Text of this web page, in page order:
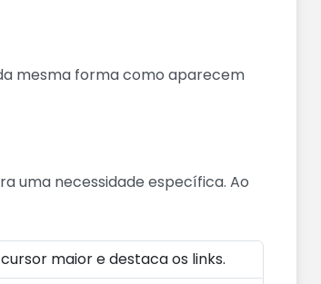
mesma forma como aparecem
uma necessidade específica. Ao
maior e destaca os links.